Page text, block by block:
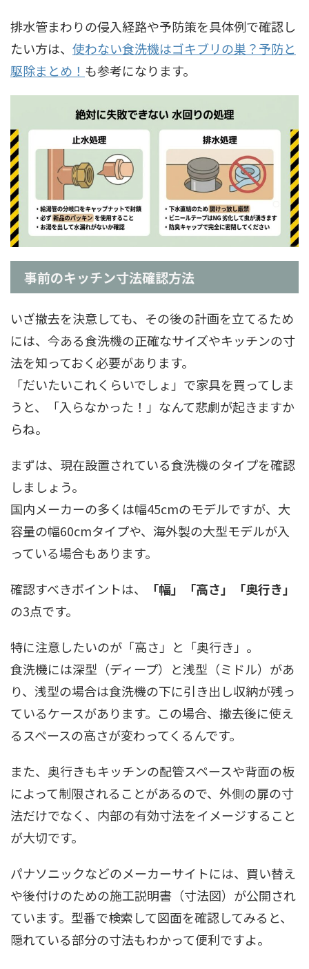
排水管まわりの侵入経路や予防策を具体例で確認し
たい方は、 使わない食洗機はゴキブリの巣？予防と
駆除まとめ！ も参考になります。
事前のキッチン寸法確認方法
いざ撤去を決意しても、その後の計画を立てるため
には、今ある食洗機の正確なサイズやキッチンの寸
法を知っておく必要があります。
「だいたいこれくらいでしょ」で家具を買ってしま
うと、「入らなかった！」なんて悲劇が起きますか
らね。
まずは、現在設置されている食洗機のタイプを確認
しましょう。
国内メーカーの多くは幅45cmのモデルですが、大
容量の幅60cmタイプや、海外製の大型モデルが入
っている場合もあります。
確認すべきポイントは、
「幅」「高さ」「奥行き」
の3点です。
特に注意したいのが「高さ」と「奥行き」。
食洗機には深型（ディープ）と浅型（ミドル）があ
り、浅型の場合は食洗機の下に引き出し収納が残っ
ているケースがあります。この場合、撤去後に使え
るスペースの高さが変わってくるんです。
また、奥行きもキッチンの配管スペースや背面の板
によって制限されることがあるので、外側の扉の寸
法だけでなく、内部の有効寸法をイメージすること
が大切です。
パナソニックなどのメーカーサイトには、買い替え
や後付けのための施工説明書（寸法図）が公開され
ています。型番で検索して図面を確認してみると、
隠れている部分の寸法もわかって便利ですよ。